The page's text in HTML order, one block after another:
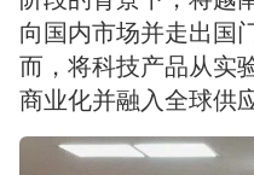
向国内市场并走出国
而，将科技产品从实
商业化并融入全球供